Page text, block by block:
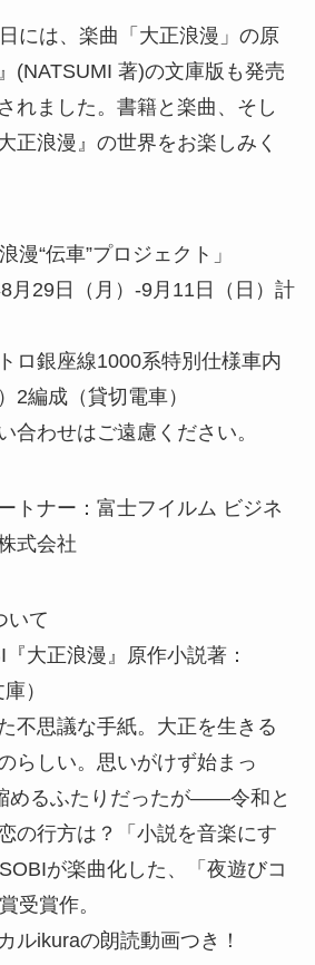
には、楽曲「大正浪漫」の原
(NATSUMI 著)の文庫版も発売
れました。書籍と楽曲、そし
正浪漫』の世界をお楽しみく
漫“伝車”プロジェクト」
月29日（月）-9月11日（日）計
ロ銀座線1000系特別仕様車内
2編成（貸切電車）
合わせはご遠慮ください。
トナー：富士フイルム ビジネ
式会社
いて
大正浪漫』原作小説著：
）
不思議な手紙。大正を生きる
らしい。思いがけず始まっ
めるふたりだったが――令和と
の行方は？「小説を音楽にす
が楽曲化した、「夜遊びコ
受賞作。
ルikuraの朗読動画つき！